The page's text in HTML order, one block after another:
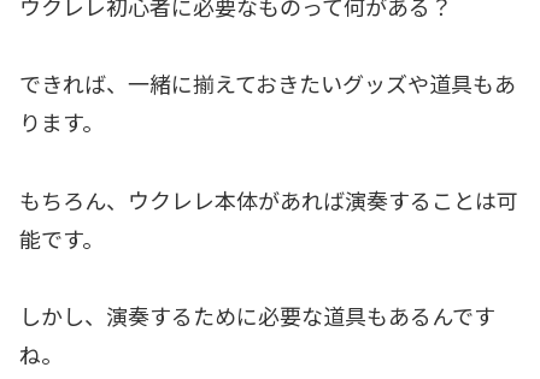
できれば、一緒に揃えておきたいグッズや道具もあ
ります。
もちろん、ウクレレ本体があれば演奏することは可
能です。
しかし、演奏するために必要な道具もあるんです
ね。